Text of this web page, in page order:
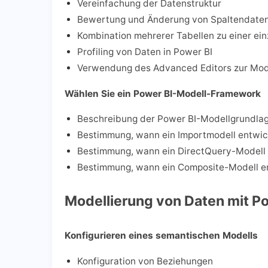
Vereinfachung der Datenstruktur
Bewertung und Änderung von
Kombination mehrerer Tabellen zu einer
Profiling von Daten in Power BI
Verwendung des Advanced Editors zur
Wählen Sie ein Power BI-Modell-Framework
Beschreibung der Power BI-
Bestimmung, wann ein Importmodell
Bestimmung, wann ein DirectQuery-
Bestimmung, wann ein Composite-Modell
Modellierung von Daten mit
Konfigurieren eines semantischen Modells
Konfiguration von Beziehungen